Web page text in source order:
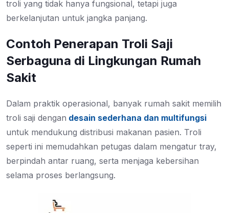
troli yang tidak hanya fungsional, tetapi juga
berkelanjutan untuk jangka panjang.
Contoh Penerapan Troli Saji
Serbaguna di Lingkungan Rumah
Sakit
Dalam praktik operasional, banyak rumah sakit memilih
troli saji dengan desain sederhana dan multifungsi
untuk mendukung distribusi makanan pasien. Troli
seperti ini memudahkan petugas dalam mengatur tray,
berpindah antar ruang, serta menjaga kebersihan
selama proses berlangsung.